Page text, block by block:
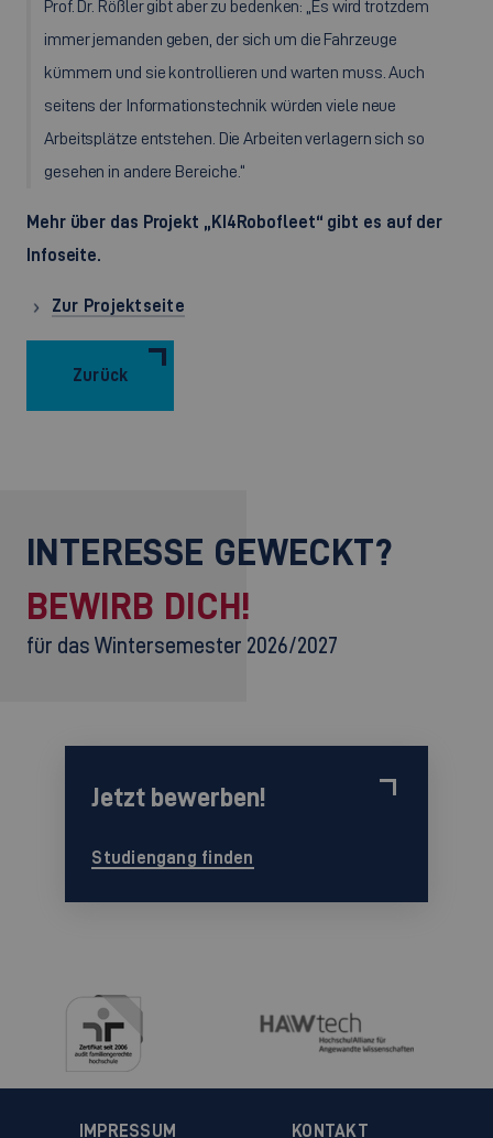
Prof. Dr. Rößler gibt aber zu bedenken: „Es wird trotzdem
immer jemanden geben, der sich um die Fahrzeuge
kümmern und sie kontrollieren und warten muss. Auch
seitens der Informationstechnik würden viele neue
Arbeitsplätze entstehen. Die Arbeiten verlagern sich so
gesehen in andere Bereiche.“
Mehr über das Projekt „ KI4Robofleet“ gibt es auf der
Infoseite.
Zur Projektseite
Zurück
INTERESSE GEWECKT?
BEWIRB DICH!
für das Wintersemester 2026/2027
Jetzt bewerben!
Studiengang finden
IMPRESSUM KONTAKT